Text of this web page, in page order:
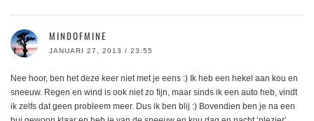
MINDOFMINE
JANUARI 27, 2013 / 23:55
Nee hoor, ben het deze keer niet met je eens :) Ik heb een hekel aan kou en
sneeuw. Regen en wind is ook niet zo fijn, maar sinds ik een auto heb, vindt
ik zelfs dat geen probleem meer. Dus ik ben blij :) Bovendien ben je na een